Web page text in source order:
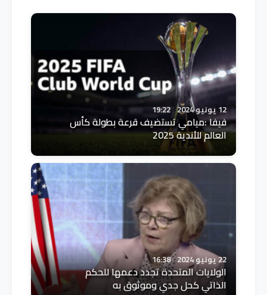
12 يونيو 2024 19:22
فيفا :ميامي تستضيف قرعة بطولة كأس
العالم للأندية 2025
22 يونيو 2024 16:38
الولايات المتحدة تجدد دعمها للحكم
الذاتي كحل جدي وموثوق به